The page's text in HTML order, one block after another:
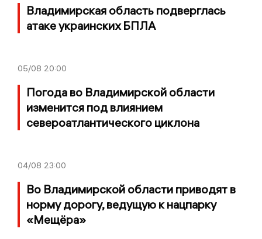
Владимирская область подверглась
атаке украинских БПЛА
05/08 20:00
Погода во Владимирской области
изменится под влиянием
североатлантического циклона
04/08 23:00
Во Владимирской области приводят в
норму дорогу, ведущую к нацпарку
«Мещёра»